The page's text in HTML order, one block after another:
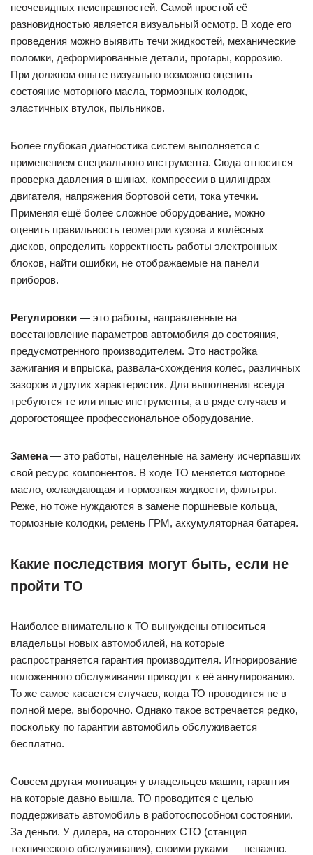
неочевидных неисправностей. Самой простой её
разновидностью является визуальный осмотр. В ходе его
проведения можно выявить течи жидкостей, механические
поломки, деформированные детали, прогары, коррозию.
При должном опыте визуально возможно оценить
состояние моторного масла, тормозных колодок,
эластичных втулок, пыльников.
Более глубокая диагностика систем выполняется с
применением специального инструмента. Сюда относится
проверка давления в шинах, компрессии в цилиндрах
двигателя, напряжения бортовой сети, тока утечки.
Применяя ещё более сложное оборудование, можно
оценить правильность геометрии кузова и колёсных
дисков, определить корректность работы электронных
блоков, найти ошибки, не отображаемые на панели
приборов.
Регулировки — это работы, направленные на
восстановление параметров автомобиля до состояния,
предусмотренного производителем. Это настройка
зажигания и впрыска, развала-схождения колёс, различных
зазоров и других характеристик. Для выполнения всегда
требуются те или иные инструменты, а в ряде случаев и
дорогостоящее профессиональное оборудование.
Замена— это работы, нацеленные на замену исчерпавших
свой ресурс компонентов. В ходе ТО меняется моторное
масло, охлаждающая и тормозная жидкости, фильтры.
Реже, но тоже нуждаются в замене поршневые кольца,
тормозные колодки, ремень ГРМ, аккумуляторная батарея.
Какие последствия могут быть, если не
пройти ТО
Наиболее внимательно к ТО вынуждены относиться
владельцы новых автомобилей, на которые
распространяется гарантия производителя. Игнорирование
положенного обслуживания приводит к её аннулированию.
То же самое касается случаев, когда ТО проводится не в
полной мере, выборочно. Однако такое встречается редко,
поскольку по гарантии автомобиль обслуживается
бесплатно.
Совсем другая мотивация у владельцев машин, гарантия
на которые давно вышла. ТО проводится с целью
поддерживать автомобиль в работоспособном состоянии.
За деньги. У дилера, на сторонних СТО (станция
технического обслуживания), своими руками — неважно.